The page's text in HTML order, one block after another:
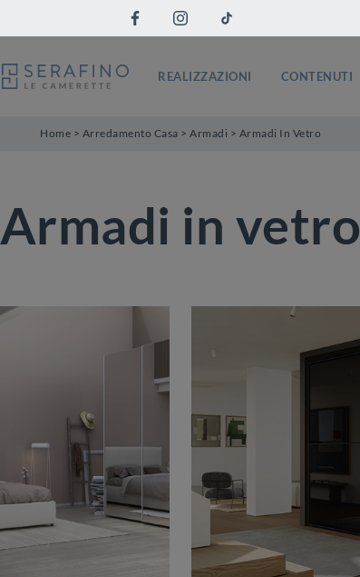
REALIZZAZIONI CONTENUTI
Home > Arredamento Casa > Armadi > Armadi In Vetro
Armadi in vetro